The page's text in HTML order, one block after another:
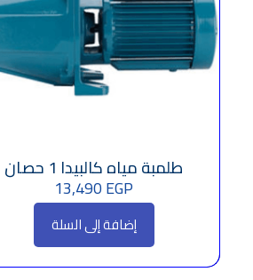
طلمبة مياه كالبيدا 1 حصان
13,490EGP
إضافة إلى السلة